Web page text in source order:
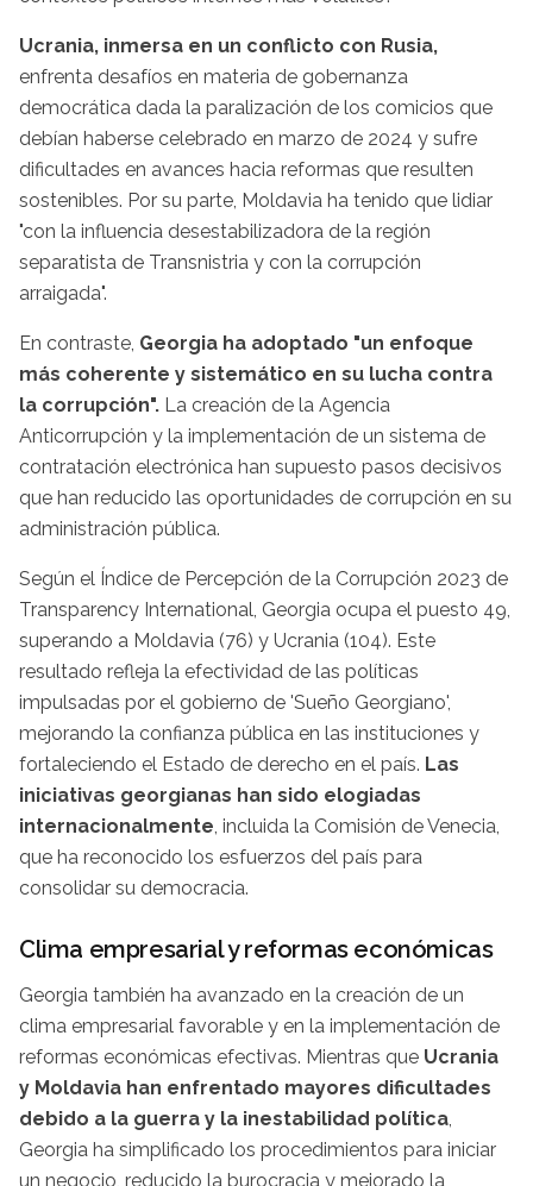
Ucrania, inmersa en un conflicto con Rusia,
enfrenta desafíos en materia de gobernanza
democrática dada la paralización de los comicios que
debían haberse celebrado en marzo de 2024 y sufre
dificultades en avances hacia reformas que resulten
sostenibles. Por su parte, Moldavia ha tenido que lidiar
"con la influencia desestabilizadora de la región
separatista de Transnistria y con la corrupción
arraigada".
En contraste, Georgia ha adoptado "un enfoque
más coherente y sistemático en su lucha contra
la corrupción". La creación de la Agencia
Anticorrupción y la implementación de un sistema de
contratación electrónica han supuesto pasos decisivos
que han reducido las oportunidades de corrupción en su
administración pública.
Según el Índice de Percepción de la Corrupción 2023 de
Transparency International, Georgia ocupa el puesto 49,
superando a Moldavia (76) y Ucrania (104). Este
resultado refleja la efectividad de las políticas
impulsadas por el gobierno de 'Sueño Georgiano',
mejorando la confianza pública en las instituciones y
fortaleciendo el Estado de derecho en el país. Las
iniciativas georgianas han sido elogiadas
internacionalmente, incluida la Comisión de Venecia,
que ha reconocido los esfuerzos del país para
consolidar su democracia.
Clima empresarial y reformas económicas
Georgia también ha avanzado en la creación de un
clima empresarial favorable y en la implementación de
reformas económicas efectivas. Mientras que Ucrania
y Moldavia han enfrentado mayores dificultades
debido a la guerra y la inestabilidad política,
Georgia ha simplificado los procedimientos para iniciar
un negocio, reducido la burocracia y mejorado la